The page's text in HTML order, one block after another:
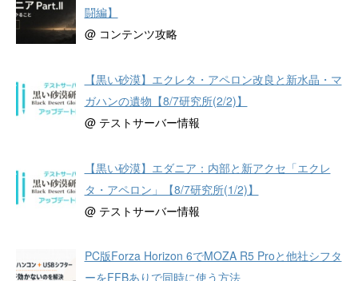
闘編】
@ コンテンツ攻略
【黒い砂漠】エクレタ・アペロン改良と新水晶・マ
ガハンの遺物【8/7研究所(2/2)】
@ テストサーバー情報
【黒い砂漠】エダニア：内部と新アクセ「エクレ
タ・アペロン」【8/7研究所(1/2)】
@ テストサーバー情報
PC版Forza Horizon 6でMOZA R5 Proと他社シフタ
ーをFFBありで同時に使う方法